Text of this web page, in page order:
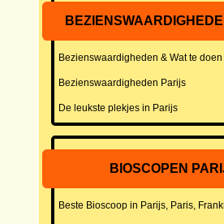
Bezienswaardigheden & Wat te doen
Bezienswaardigheden Parijs
De leukste plekjes in Parijs
BIOSCOPEN
Beste Bioscoop in Parijs, Paris,